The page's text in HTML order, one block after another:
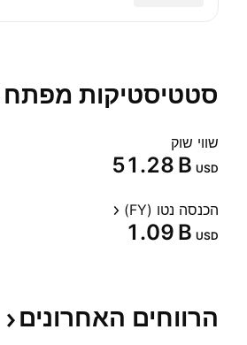
סטטיסטיקות מפתח
שווי שוק
‪51.28 B‬ USD
הכנסה נטו (FY)
‪1.09 B‬ USD
הרווחים האחרונים